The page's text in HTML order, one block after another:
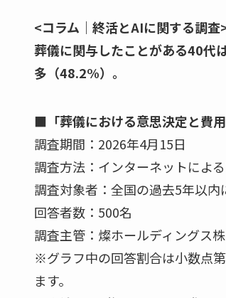
<コラム｜終活とAIに関する調査
葬儀に関与したことがある40代
多（48.2%）。
■「葬儀における意思決定と費
調査期間：2026年4月15日
調査方法：インターネットによ
調査対象者：全国の過去5年以
回答者数：500名
調査主管：燦ホールディングス
※グラフ中の回答割合は小数点
ます。